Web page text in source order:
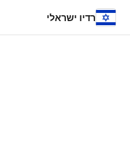
רדיו ישראלי